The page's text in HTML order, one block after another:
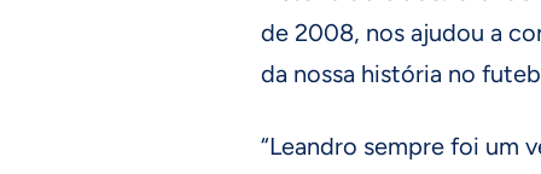
de 2008, nos ajudou a
da nossa história no
“Leandro sempre foi um